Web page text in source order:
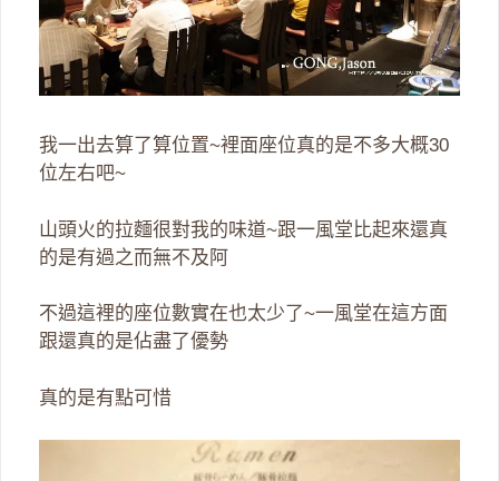
我一出去算了算位置~裡面座位真的是不多大概30
位左右吧~
山頭火的拉麵很對我的味道~跟一風堂比起來還真
的是有過之而無不及阿
不過這裡的座位數實在也太少了~一風堂在這方面
跟還真的是佔盡了優勢
真的是有點可惜